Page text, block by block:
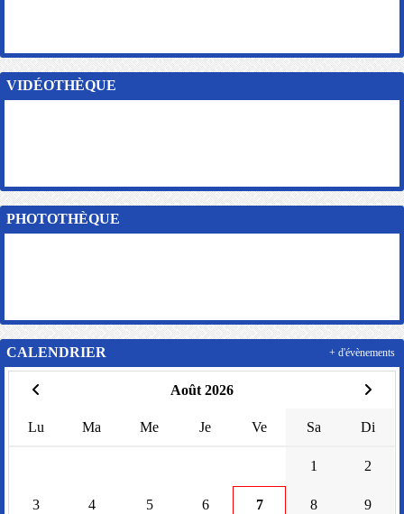
VIDÉOTHÈQUE
PHOTOTHÈQUE
CALENDRIER
Août 2026
Lu Ma Me Je Ve Sa Di
1 2
3 4 5 6 7 8 9
+ d'évènements